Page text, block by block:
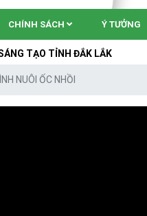
CHÍNH SÁCH Ý TƯỞNG
ĐẮK LẮK
NUÔI ỐC NHỒI